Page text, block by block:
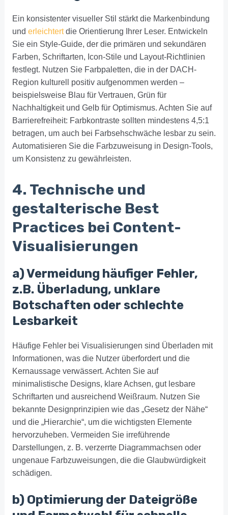
Ein konsistenter visueller Stil stärkt die Markenbindung
und erleichtertdie Orientierung Ihrer Leser. Entwickeln
Sie ein Style-Guide, der die primären und sekundären
Farben, Schriftarten, Icon-Stile und Layout-Richtlinien
festlegt. Nutzen Sie Farbpaletten, die in der DACH-
Region kulturell positiv aufgenommen werden –
beispielsweise Blau für Vertrauen, Grün für
Nachhaltigkeit und Gelb für Optimismus. Achten Sie auf
Barrierefreiheit: Farbkontraste sollten mindestens 4,5:1
betragen, um auch bei Farbsehschwäche lesbar zu sein.
Automatisieren Sie die Farbzuweisung in Design-Tools,
um Konsistenz zu gewährleisten.
4. Technische und
gestalterische Best
Practices bei Content-
Visualisierungen
a) Vermeidung häufiger Fehler,
z.B. Überladung, unklare
Botschaften oder schlechte
Lesbarkeit
Häufige Fehler bei Visualisierungen sind Überladen mit
Informationen, was die Nutzer überfordert und die
Kernaussage verwässert. Achten Sie auf
minimalistische Designs, klare Achsen, gut lesbare
Schriftarten und ausreichend Weißraum. Nutzen Sie
bekannte Designprinzipien wie das „Gesetz der Nähe“
und die „Hierarchie“, um die wichtigsten Elemente
hervorzuheben. Vermeiden Sie irreführende
Darstellungen, z. B. verzerrte Diagrammachsen oder
ungenaue Farbzuweisungen, die die Glaubwürdigkeit
schädigen.
b) Optimierung der Dateigröße